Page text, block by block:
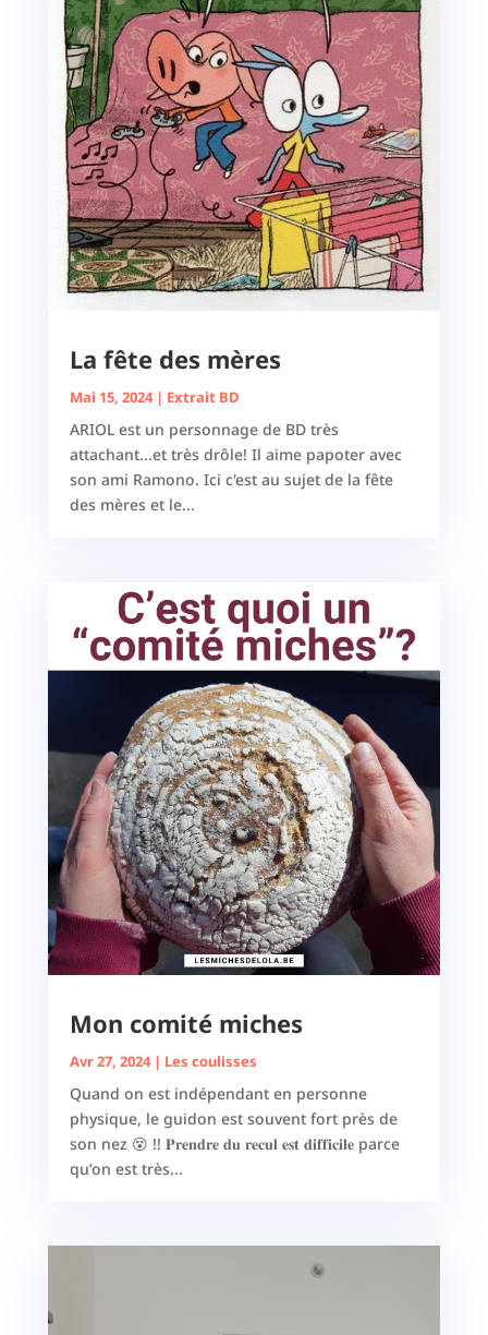
La fête des mères
Mai 15, 2024| Extrait BD
ARIOL est un personnage de BD très
attachant...et très drôle! Il aime papoter avec
son ami Ramono. Ici c'est au sujet de la fête
des mères et le...
Mon comité miches
Avr 27, 2024| Les coulisses
Quand on est indépendant en personne
physique, le guidon est souvent fort près de
son nez 😵 !! 𝐏𝐫𝐞𝐧𝐝𝐫𝐞 𝐝𝐮 𝐫𝐞𝐜𝐮𝐥 𝐞𝐬𝐭 𝐝𝐢𝐟𝐟𝐢𝐜𝐢𝐥𝐞 parce
qu’on est très...